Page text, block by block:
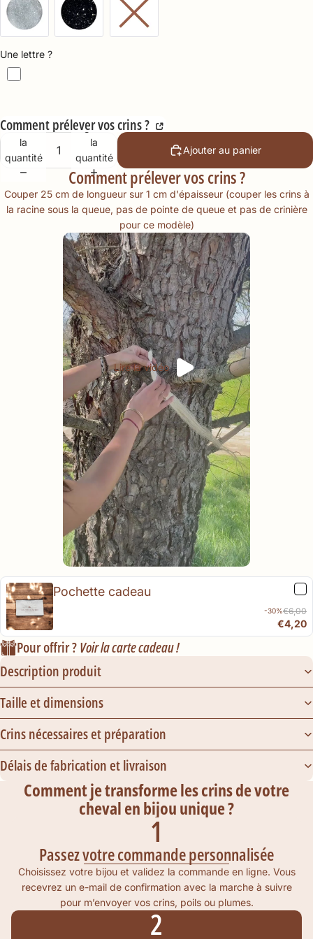
Une lettre ?
Comment prélever vos crins ?
Diminuer
la
quantité
Augmenter
la
quantité
Ajouter au panier
Comment prélever vos crins ?
Couper 25 cm de longueur sur 1 cm d'épaisseur (couper les crins à
la racine sous la queue, pas de pointe de queue et pas de crinière
pour ce modèle)
Lire la vidéo
Pochette cadeau
-30%€6,00
€4,20
Pour offrir ?Voir la carte cadeau !
Description produit
Taille et dimensions
Crins nécessaires et préparation
Délais de fabrication et livraison
Comment je transforme les crins de votre
cheval en bijou unique ?
1
Passez votre commande personnalisée
Choisissez votre bijou et validez la commande en ligne. Vous
recevrez un e-mail de confirmation avec la marche à suivre
pour m’envoyer vos crins, poils ou plumes.
2